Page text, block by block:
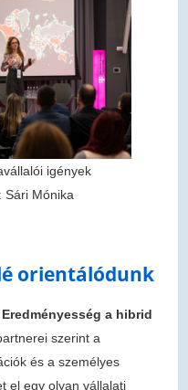
igények
Sári Mónika
orientálódunk
a hibrid
szerint a
és a személyes
el egy olyan vállalati